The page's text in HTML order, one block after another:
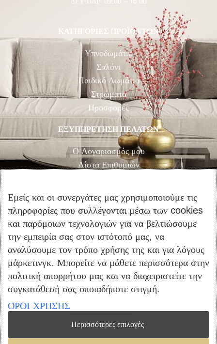
ΚΑΤΗΓΟΡΙΕΣ ΠΡΟΪΟΝΤΩΝ
Υπνοδωμάτιο
Σαλόνι
Παιδικό Δωμάτιο
Στρώματα
Προσφορές
ΕΞΥΠΗΡΕΤΗΣΗ ΠΕΛΑΤΩΝ
Ο Λογαριασμός μου
Λίστα Επιθυμιών
Καλάθι Αγορών
Επικοινωνία
ΠΛΗΡΟΦΟΡΙΕΣ
Όροι Χρήσης
Τρόποι Πληρωμής – Αποστολής
Προσωπικά Δεδομένα
Πολιτική Επιστροφής Προϊόντων
Εμείς και οι συνεργάτες μας χρησιμοποιούμε τις
πληροφορίες που συλλέγονται μέσω των cookies
και παρόμοιων τεχνολογιών για να βελτιώσουμε
την εμπειρία σας στον ιστότοπό μας, να
αναλύσουμε τον τρόπο χρήσης της και για λόγους
μάρκετινγκ. Μπορείτε να μάθετε περισσότερα στην
πολιτική απορρήτου μας και να διαχειριστείτε την
συγκατάθεσή σας οποιαδήποτε στιγμή.
ΟΡΟΙ ΧΡΗΣΗΣ
Περισσότερες επιλογές